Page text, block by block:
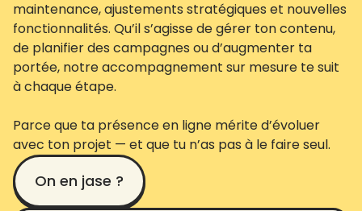
maintenance, ajustements stratégiques et nouvelles
fonctionnalités. Qu’il s’agisse de gérer ton contenu,
de planifier des campagnes ou d’augmenter ta
portée, notre accompagnement sur mesure te suit
à chaque étape.
Parce que ta présence en ligne mérite d’évoluer
avec ton projet — et que tu n’as pas à le faire seul.
On en jase ?